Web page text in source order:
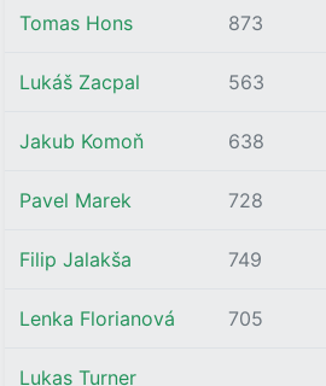
Tomas Hons 873
Lukáš Zacpal 563
Jakub Komoň 638
Pavel Marek 728
Filip Jalakša 749
Lenka Florianová 705
Lukas Turner